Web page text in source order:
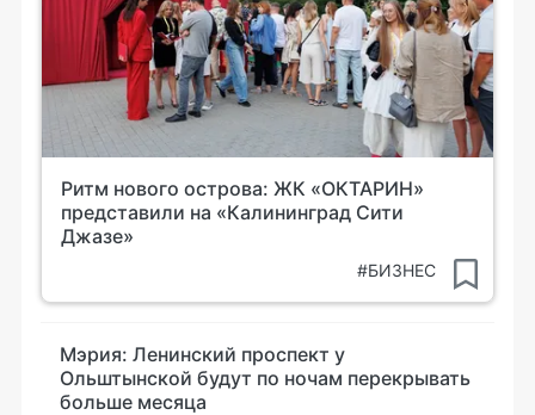
Ритм нового острова: ЖК «ОКТАРИН»
представили на «Калининград Сити
Джазе»
#БИЗНЕС
Мэрия: Ленинский проспект у
Ольштынской будут по ночам перекрывать
больше месяца